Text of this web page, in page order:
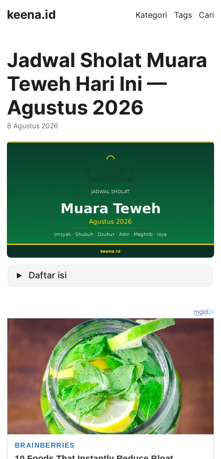
keena.id Kategori Tags Cari
Jadwal Sholat Muara
Teweh Hari Ini —
Agustus 2026
8 Agustus 2026
Daftar isi